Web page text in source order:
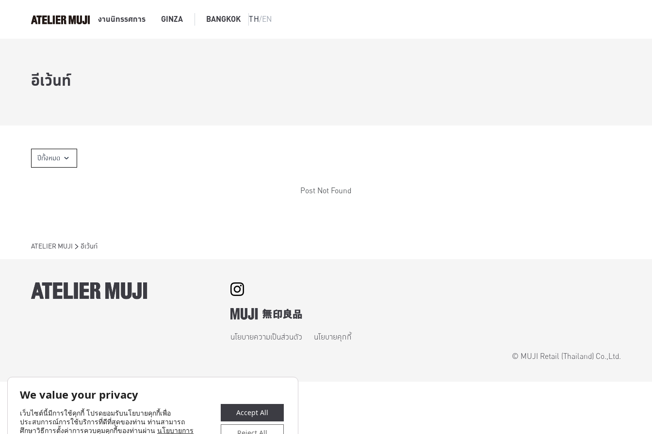
งานนิทรรศการ GINZA BANGKOK TH/EN
อีเว้นท์
ปีทั้งหมด
Post Not Found
ATELIER MUJI อีเว้นท์
นโยบายความเป็นส่วนตัว
นโยบายคุกกี้
© MUJI Retail (Thailand) Co.,Ltd.
We value your privacy
เว็บไซต์นี้มีการใช้คุกกี้ โปรดยอมรับนโยบายคุกกี้เพื่อ
ประสบการณ์การใช้บริการที่ดีที่สุดของท่าน ท่านสามารถ
ศึกษาวิธีการตั้งค่าการควบคุมคุกกี้ของท่านผ่าน นโยบายการ
Accept All